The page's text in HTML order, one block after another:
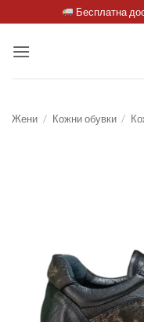
to
content
Бесплатна
Жени / Кожни обувки /